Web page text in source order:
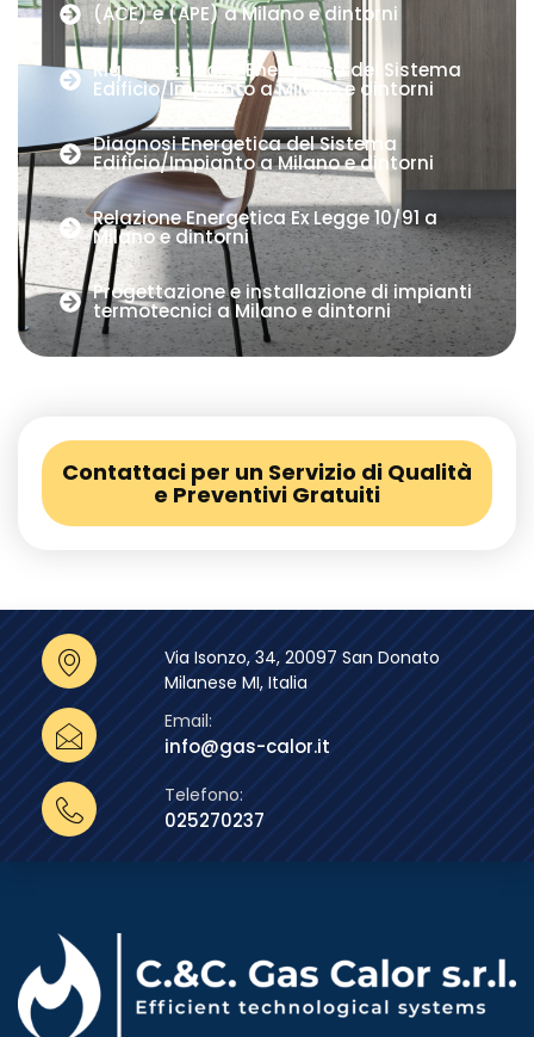
(ACE) e (APE) a Milano e dintorni
Riqualificazione Energetica del Sistema
Edificio/Impianto a Milano e dintorni
Diagnosi Energetica del Sistema
Edificio/Impianto a Milano e dintorni
Relazione Energetica Ex Legge 10/91 a
Milano e dintorni
Progettazione e installazione di impianti
termotecnici a Milano e dintorni
Contattaci per un Servizio di Qualità
e Preventivi Gratuiti
Via Isonzo, 34, 20097 San Donato
Milanese MI, Italia
Email:
info@gas-calor.it
Telefono:
025270237